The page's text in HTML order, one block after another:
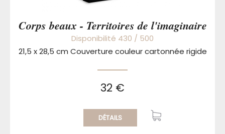
Corps beaux - Territoires de l'imaginaire
Disponibilité 430 / 500
21,5 x 28,5 cm Couverture couleur cartonnée rigide
32 €
DÉTAILS